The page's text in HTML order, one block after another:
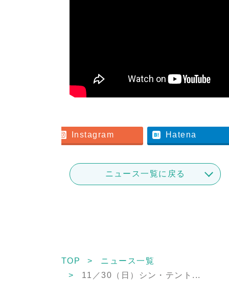
Instagram Hatena
ニュース一覧に戻る
TOP
ニュース一覧
11／30（日）シン・テント...